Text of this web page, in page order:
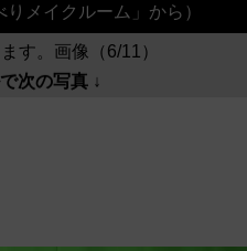
メイクルーム」から）
す。画像（6/11）
次の写真 ↓